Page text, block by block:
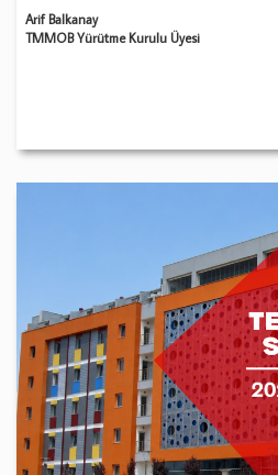
Arif Balkanay
TMMOB Yürütme Kurulu Üyesi